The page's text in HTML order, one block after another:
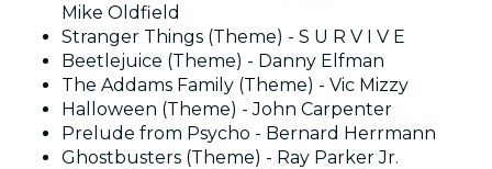
Mike Oldfield
Stranger Things (Theme) - S U R V I V E
Beetlejuice (Theme) - Danny Elfman
The Addams Family (Theme) - Vic Mizzy
Halloween (Theme) - John Carpenter
Prelude from Psycho - Bernard Herrmann
Ghostbusters (Theme) - Ray Parker Jr.